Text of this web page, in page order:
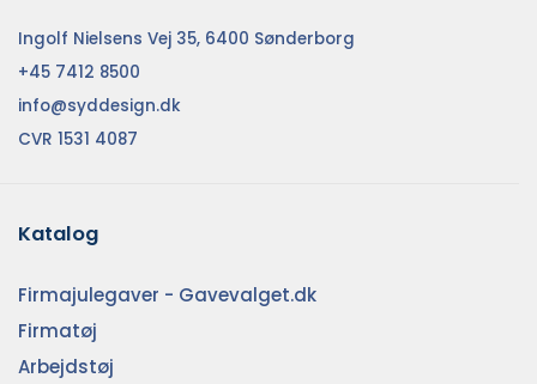
Ingolf Nielsens Vej 35, 6400 Sønderborg
+45 7412 8500
info@syddesign.dk
CVR 1531 4087
Katalog
Firmajulegaver - Gavevalget.dk
Firmatøj
Arbejdstøj